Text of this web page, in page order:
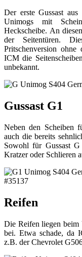
Der erste Gussast
Unimogs mit
Heckscheibe. An
der Seitentüren.
Pritschenversion ohne
ICM die
unbekannt.
Gussast G1
Neben den Scheiben
auch die bereits
Sowohl für Gussast
Kratzer oder Schlieren
Reifen
Die Reifen liegen beim
bei. Etwa schade, da
z.B. der Chevrolet